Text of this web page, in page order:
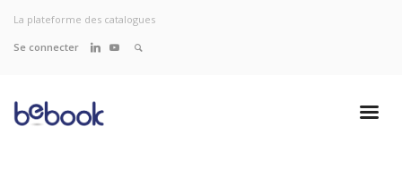
La plateforme des catalogues
Se connecter